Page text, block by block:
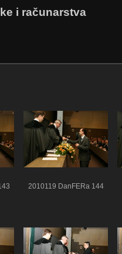
i računarstva
2010119 DanFERa 144